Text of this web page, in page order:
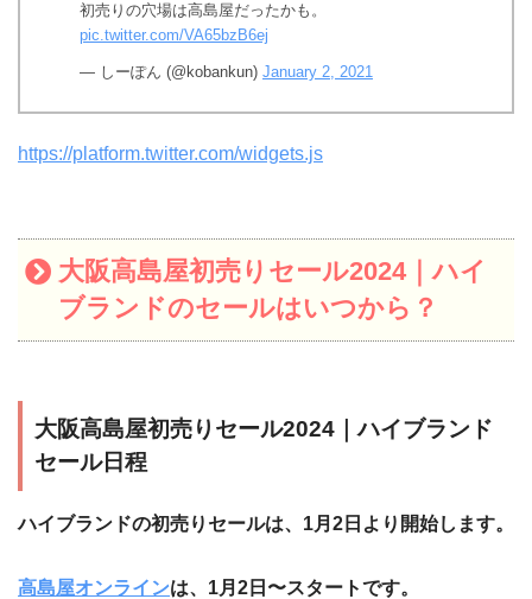
初売りの穴場は高島屋だったかも。
pic.twitter.com/VA65bzB6ej
— しーぽん (@kobankun) January 2, 2021
https://platform.twitter.com/widgets.js
大阪高島屋初売りセール2024｜ハイ
ブランドのセールはいつから？
大阪高島屋初売りセール2024｜ハイブランド
セール日程
ハイブランドの初売りセールは、1月2日より開始します。
高島屋オンラインは、1月2日〜スタートです。